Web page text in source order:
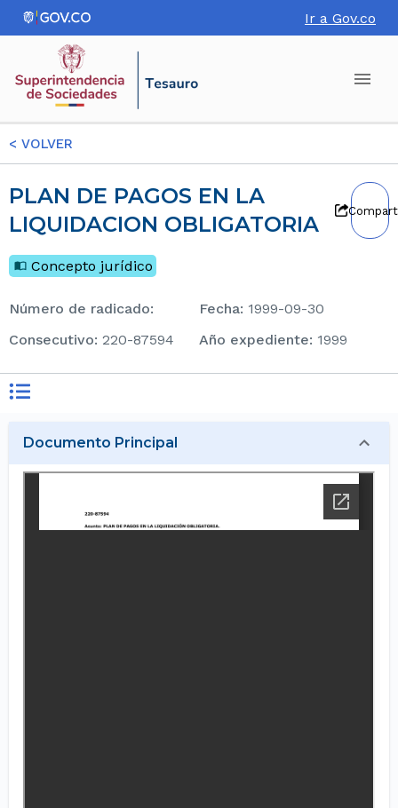
Ir a Gov.co
< VOLVER
PLAN DE PAGOS EN LA
LIQUIDACION OBLIGATORIA
Concepto jurídico
Número de radicado: Fecha: 1999-09-30
consecutivo: 220-87594 Año expediente: 1999
Documento Principal